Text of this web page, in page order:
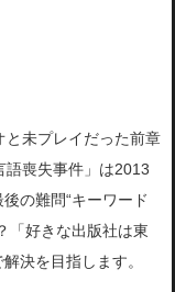
と未プレイだった前章
語喪失事件」は2013
の難問“キーワード
「好きな出版社は東
決を目指します。